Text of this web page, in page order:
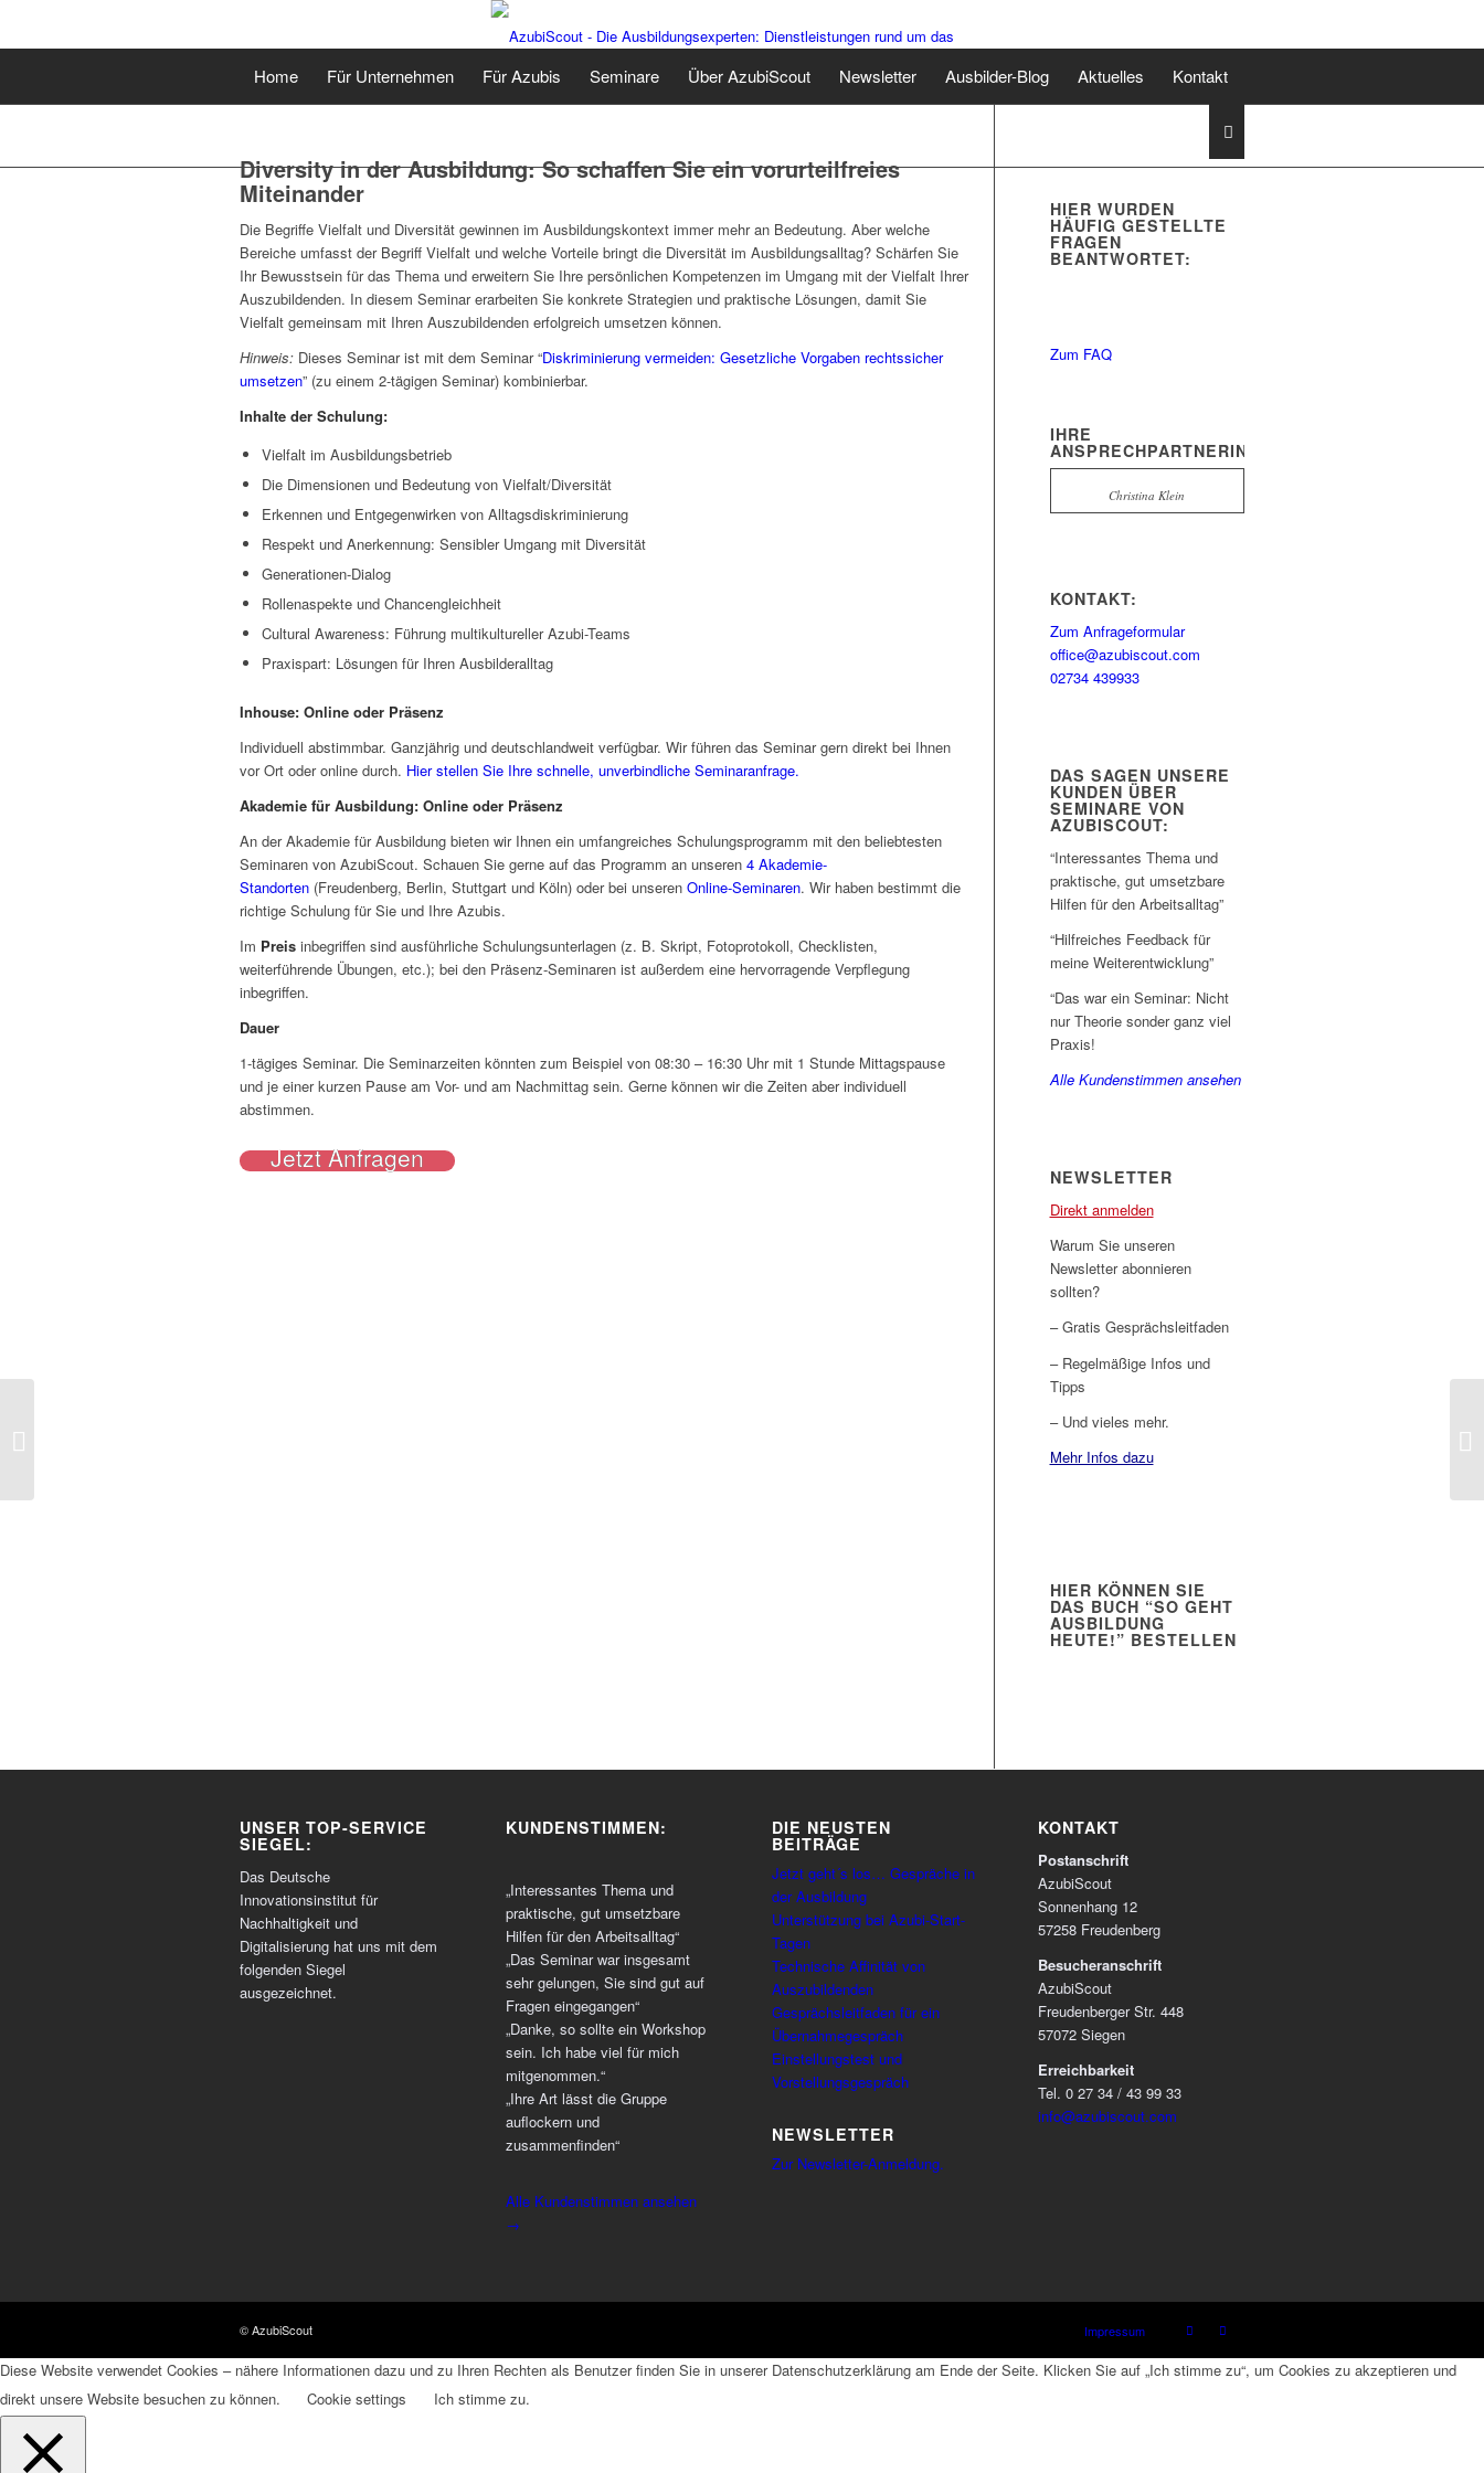
Home Für Unternehmen Für Azubis Seminare Über AzubiScout Newsletter Ausbilder-Blog Aktuelles Kontakt
Diversity in der Ausbildung: So schaffen Sie ein vorurteilfreies
Miteinander
Die Begriffe Vielfalt und Diversität gewinnen im Ausbildungskontext immer mehr an Bedeutung. Aber welche
Bereiche umfasst der Begriff Vielfalt und welche Vorteile bringt die Diversität im Ausbildungsalltag? Schärfen Sie
Ihr Bewusstsein für das Thema und erweitern Sie Ihre persönlichen Kompetenzen im Umgang mit der Vielfalt Ihrer
Auszubildenden. In diesem Seminar erarbeiten Sie konkrete Strategien und praktische Lösungen, damit Sie
Vielfalt gemeinsam mit Ihren Auszubildenden erfolgreich umsetzen können.
Hinweis: Dieses Seminar ist mit dem Seminar “Diskriminierung vermeiden: Gesetzliche Vorgaben rechtssicher
umsetzen” (zu einem 2-tägigen Seminar) kombinierbar.
Inhalte der Schulung:
Vielfalt im Ausbildungsbetrieb
Die Dimensionen und Bedeutung von Vielfalt/Diversität
Erkennen und Entgegenwirken von Alltagsdiskriminierung
Respekt und Anerkennung: Sensibler Umgang mit Diversität
Generationen-Dialog
Rollenaspekte und Chancengleichheit
Cultural Awareness: Führung multikultureller Azubi-Teams
Praxispart: Lösungen für Ihren Ausbilderalltag
Inhouse: Online oder Präsenz
Individuell abstimmbar. Ganzjährig und deutschlandweit verfügbar. Wir führen das Seminar gern direkt bei Ihnen
vor Ort oder online durch. Hier stellen Sie Ihre schnelle, unverbindliche Seminaranfrage.
Akademie für Ausbildung: Online oder Präsenz
An der Akademie für Ausbildung bieten wir Ihnen ein umfangreiches Schulungsprogramm mit den beliebtesten
Seminaren von AzubiScout. Schauen Sie gerne auf das Programm an unseren 4 Akademie-
Standorten (Freudenberg, Berlin, Stuttgart und Köln) oder bei unseren Online-Seminaren. Wir haben bestimmt die
richtige Schulung für Sie und Ihre Azubis.
Im Preis inbegriffen sind ausführliche Schulungsunterlagen (z. B. Skript, Fotoprotokoll, Checklisten,
weiterführende Übungen, etc.); bei den Präsenz-Seminaren ist außerdem eine hervorragende Verpflegung
inbegriffen.
Dauer
1-tägiges Seminar. Die Seminarzeiten könnten zum Beispiel von 08:30 – 16:30 Uhr mit 1 Stunde Mittagspause
und je einer kurzen Pause am Vor- und am Nachmittag sein. Gerne können wir die Zeiten aber individuell
abstimmen.
Jetzt Anfragen
HIER WURDEN
HÄUFIG GESTELLTE
FRAGEN
BEANTWORTET:
Zum FAQ
IHRE
ANSPRECHPARTNERIN:
Christina Klein
KONTAKT:
Zum Anfrageformular
office@azubiscout.com
02734 439933
DAS SAGEN UNSERE
KUNDEN ÜBER
SEMINARE VON
AZUBISCOUT:
“Interessantes Thema und
praktische, gut umsetzbare
Hilfen für den Arbeitsalltag”
“Hilfreiches Feedback für
meine Weiterentwicklung”
“Das war ein Seminar: Nicht
nur Theorie sonder ganz viel
Praxis!
Alle Kundenstimmen ansehen
NEWSLETTER
Direkt anmelden
Warum Sie unseren
Newsletter abonnieren
sollten?
– Gratis Gesprächsleitfaden
– Regelmäßige Infos und
Tipps
– Und vieles mehr.
Mehr Infos dazu
HIER KÖNNEN SIE
DAS BUCH “SO GEHT
AUSBILDUNG
HEUTE!” BESTELLEN
UNSER TOP-SERVICE
SIEGEL:
Das Deutsche
Innovationsinstitut für
Nachhaltigkeit und
Digitalisierung hat uns mit dem
folgenden Siegel
ausgezeichnet.
KUNDENSTIMMEN:
„Interessantes Thema und
praktische, gut umsetzbare
Hilfen für den Arbeitsalltag“
„Das Seminar war insgesamt
sehr gelungen, Sie sind gut auf
Fragen eingegangen“
„Danke, so sollte ein Workshop
sein. Ich habe viel für mich
mitgenommen.“
„Ihre Art lässt die Gruppe
auflockern und
zusammenfinden“
Alle Kundenstimmen ansehen
→
DIE NEUSTEN
BEITRÄGE
Jetzt geht´s los… Gespräche in
der Ausbildung
Unterstützung bei Azubi-Start-
Tagen
Technische Affinität von
Auszubildenden
Gesprächsleitfaden für ein
Übernahmegespräch
Einstellungstest und
Vorstellungsgespräch
NEWSLETTER
Zur Newsletter-Anmeldung.
KONTAKT
Postanschrift
AzubiScout
Sonnenhang 12
57258 Freudenberg
Besucheranschrift
AzubiScout
Freudenberger Str. 448
57072 Siegen
Erreichbarkeit
Tel. 0 27 34 / 43 99 33
info@azubiscout.com
© AzubiScout Impressum
Diese Website verwendet Cookies – nähere Informationen dazu und zu Ihren Rechten als Benutzer finden Sie in unserer Datenschutzerklärung am Ende der Seite. Klicken Sie auf „Ich stimme zu“, um Cookies zu akzeptieren und
direkt unsere Website besuchen zu können.
Cookie settings Ich stimme zu.